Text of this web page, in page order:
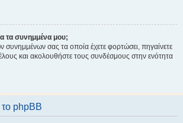
συνημμένα μου;
συνημμένων σας τα οποία έχετε φορτώσει, πηγαίνετε
και ακολουθήστε τους συνδέσμους στην ενότητα
το phpBB